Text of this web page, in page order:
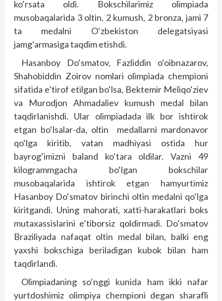
ko‘rsata oldi. Bokschilarimiz olimpiada
musobaqalarida 3 oltin, 2 kumush, 2 bronza, jami 7
ta medalni O‘zbekiston delegatsiyasi
jamg‘armasiga taqdim etishdi.
Hasanboy Do‘smatov, Fazliddin o‘oibnazarov,
Shahobiddin Zoirov nomlari olimpiada chempioni
sifatida e’tirof etilgan bo‘lsa, Bektemir Meliqo‘ziev
va Murodjon Ahmadaliev kumush medal bilan
taqdirlanishdi. Ular olimpiadada ilk bor ishtirok
etgan bo‘lsalar-da, oltin medallarni mardonavor
qo‘lga kiritib, vatan madhiyasi ostida hur
bayrog‘imizni baland ko‘tara oldilar. Vazni 49
kilogrammgacha bo‘lgan bokschilar
musobaqalarida ishtirok etgan hamyurtimiz
Hasanboy Do‘smatov birinchi oltin medalni qo‘lga
kiritgandi. Uning mahorati, xatti-harakatlari boks
mutaxassislarini e’tiborsiz qoldirmadi. Do‘smatov
Braziliyada nafaqat oltin medal bilan, balki eng
yaxshi bokschiga beriladigan kubok bilan ham
taqdirlandi.
Olimpiadaning so‘nggi kunida ham ikki nafar
yurtdoshimiz olimpiya chempioni degan sharafli